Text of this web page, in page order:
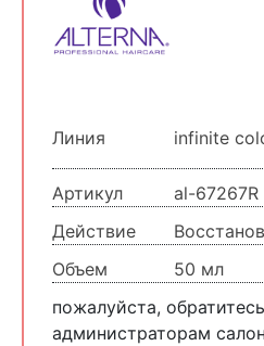
Линия infinite
Артикул
al-67267R
Действие
Объем
50 мл
пожалуйста,
администраторам